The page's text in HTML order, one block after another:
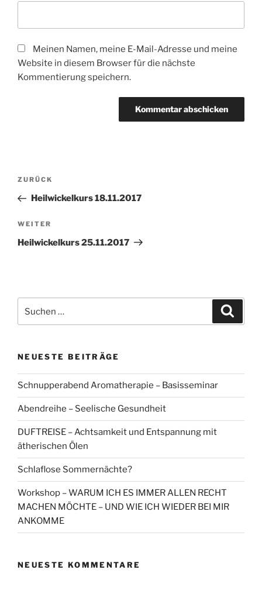
Meinen Namen, meine E-Mail-Adresse und meine
Website in diesem Browser für die nächste
Kommentierung speichern.
Beitragsnavigation
Vorheriger
Beitrag
ZURÜCK
Heilwickelkurs 18.11.2017
Nächster
Beitrag
WEITER
Heilwickelkurs 25.11.2017
nach:
NEUESTE BEITRÄGE
Schnupperabend Aromatherapie – Basisseminar
Abendreihe – Seelische Gesundheit
DUFTREISE – Achtsamkeit und Entspannung mit
ätherischen Ölen
Schlaflose Sommernächte?
Workshop – WARUM ICH ES IMMER ALLEN RECHT
MACHEN MÖCHTE – UND WIE ICH WIEDER BEI MIR
ANKOMME
NEUESTE KOMMENTARE